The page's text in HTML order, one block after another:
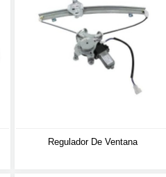
Regulador De Ventana